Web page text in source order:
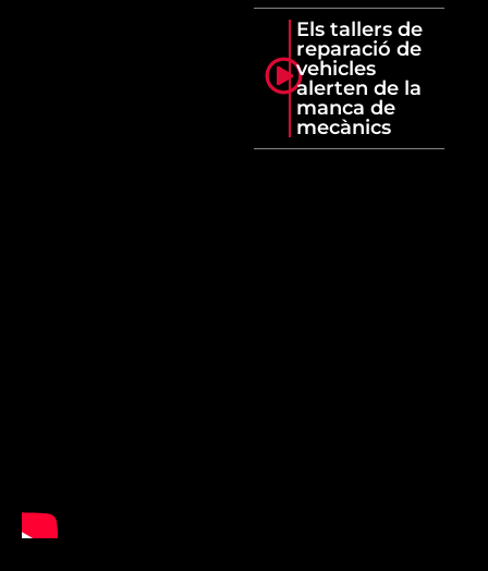
Els tallers de
reparació de
vehicles
alerten de la
manca de
mecànics